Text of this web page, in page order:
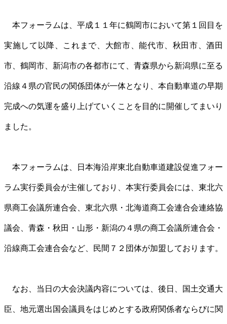
本フォーラムは、平成１１年に鶴岡市において第１回目を
実施して以降、これまで、大館市、能代市、秋田市、酒田
市、鶴岡市、新潟市の各都市にて、青森県から新潟県に至る
沿線４県の官民の関係団体が一体となり、本自動車道の早期
完成への気運を盛り上げていくことを目的に開催してまいり
ました。
本フォーラムは、日本海沿岸東北自動車道建設促進フォー
ラム実行委員会が主催しており、本実行委員会には、東北六
県商工会議所連合会、東北六県・北海道商工会連合会連絡協
議会、青森・秋田・山形・新潟の４県の商工会議所連合会・
沿線商工会連合会など、民間７２団体が加盟しております。
なお、当日の大会決議内容については、後日、国土交通大
臣、地元選出国会議員をはじめとする政府関係者ならびに関